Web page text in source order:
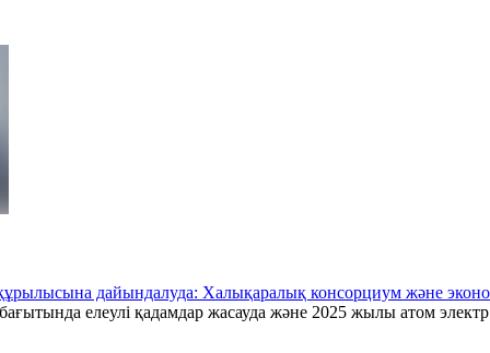
дайындалуда: Халықаралық консорциум және
елеулі қадамдар жасауда және 2025 жылы атом